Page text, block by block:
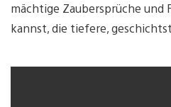
mächtige Zaubersprüche und
kannst, die tiefere,